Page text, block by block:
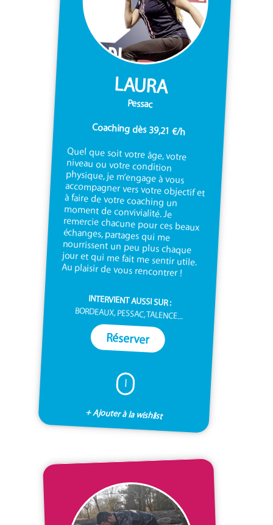
LAURA
Pessac
Coaching dès 39,21 €/h
Quel que soit votre âge, votre
niveau ou votre condition
physique, je m’engage à vous
accompagner vers votre objectif et
à faire de votre coaching un
moment de convivialité. Je
remercie chacune pour ces beaux
échanges, partages qui me
nourrissent un peu plus chaque
jour et qui me fait me sentir utile.
Au plaisir de vous rencontrer !
INTERVIENT AUSSI SUR :
BORDEAUX, PESSAC, TALENCE...
Réserver
I
+ Ajouter à la wishlist